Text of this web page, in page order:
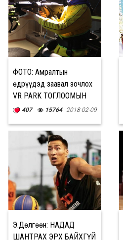
ФОТО: Амралтын
өдрүүдэд заавал зочлох
VR PARK ТОГЛООМЫН
ТӨВ 407 15764 2018-02-09
Э.Дөлгөөн: НАДАД
ШАНТРАХ ЭРХ БАЙХГҮЙ